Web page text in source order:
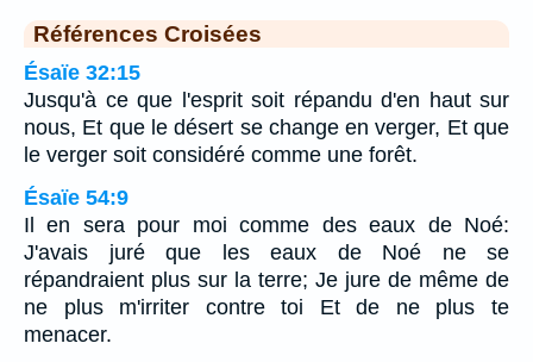
Références Croisées
Ésaïe 32:15
Jusqu'à ce que l'esprit soit répandu d'en haut sur
nous, Et que le désert se change en verger, Et que
le verger soit considéré comme une forêt.
Ésaïe 54:9
Il en sera pour moi comme des eaux de Noé:
J'avais juré que les eaux de Noé ne se
répandraient plus sur la terre; Je jure de même de
ne plus m'irriter contre toi Et de ne plus te
menacer.